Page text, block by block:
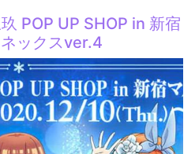
POP UP SHOP in 新宿
ックスver.4